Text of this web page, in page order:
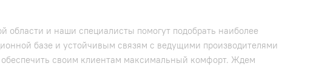
области и наши специалисты помогут подобрать наиболее
базе и устойчивым связям с ведущими производителями
своим клиентам максимальный комфорт. Ждем